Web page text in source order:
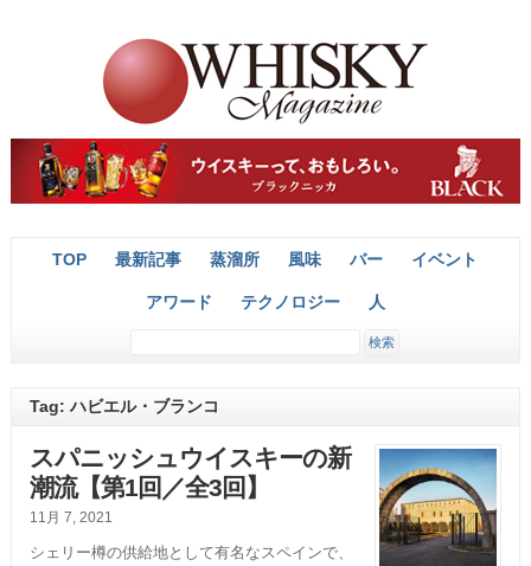
TOP 最新記事 蒸溜所 風味 バー イベント
アワード テクノロジー 人
Tag: ハビエル・ブランコ
スパニッシュウイスキーの新
潮流【第1回／全3回】
11月 7, 2021
シェリー樽の供給地として有名なスペインで、